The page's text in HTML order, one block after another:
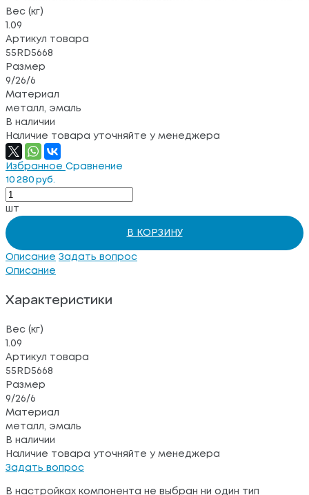
Вес (кг)
1.09
Артикул товара
55RD5668
Размер
9/26/6
Материал
металл, эмаль
В наличии
Наличие товара уточняйте у менеджера
Избранное Сравнение
10 280 руб.
шт
В КОРЗИНУ
Описание Задать вопрос
Описание
Характеристики
Вес (кг)
1.09
Артикул товара
55RD5668
Размер
9/26/6
Материал
металл, эмаль
В наличии
Наличие товара уточняйте у менеджера
Задать вопрос
В настройках компонента не выбран ни один тип